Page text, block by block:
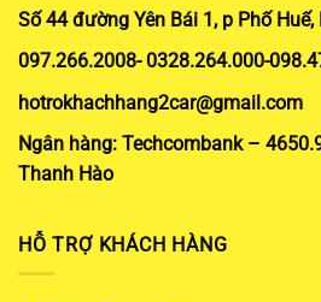
Số 44 đường Yên Bái 1, p Phố
097.266.2008- 0328.264.000-
hotrokhachhang2car@gmail.com
Ngân hàng: Techcombank –
Thanh Hào
HỖ TRỢ KHÁCH HÀNG